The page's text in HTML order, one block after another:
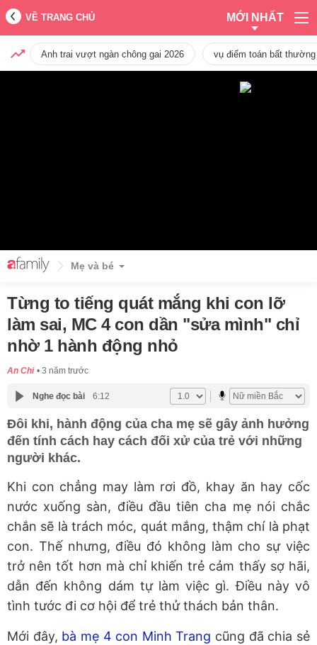
VỀ TRANG CHỦ MỚI NHẤT
Anh trai vượt ngàn chông gai 2026 vụ điểm toán bất
Mẹ và bé
Từng to tiếng quát mắng khi con lỡ
làm sai, MC 4 con dần "sửa mình" chỉ
nhờ 1 hành động nhỏ
An Chi 3 năm trước
Nghe đọc bài 6:12
Đôi khi, hành động của cha mẹ sẽ gây ảnh hưởng
đến tính cách hay cách đối xử của trẻ với những
người khác.
Khi con chẳng may làm rơi đồ, khay ăn hay cốc
nước xuống sàn, điều đầu tiên cha mẹ nói chắc
chắn sẽ là trách móc, quát mắng, thậm chí là phạt
con. Thế nhưng, điều đó không làm cho sự việc
trở nên tốt hơn mà chỉ khiến trẻ cảm thấy sợ hãi,
dẫn đến không dám tự làm việc gì. Điều này vô
tình tước đi cơ hội để trẻ thử thách bản thân.
Mới đây, bà mẹ 4 con Minh Trang cũng đã chia sẻ